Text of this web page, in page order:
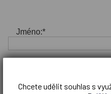
Jméno:*
Chcete udělit souhlas s